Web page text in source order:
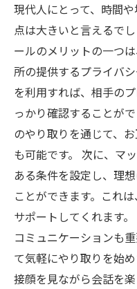
現代人にとって、時間
点は大きいと言えるで
ールのメリットの一つ
所の提供するプライバ
を利用すれば、相手の
っかり確認することが
のやり取りを通じて、
も可能です。 次に、マ
ある条件を設定し、理
ことができます。これ
サポートしてくれます
コミュニケーションも
て気軽にやり取りを始
接顔を見ながら会話を